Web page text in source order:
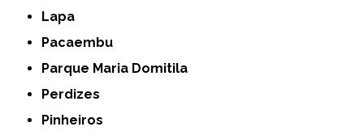
Lapa
Pacaembu
Parque Maria Domitila
Perdizes
Pinheiros